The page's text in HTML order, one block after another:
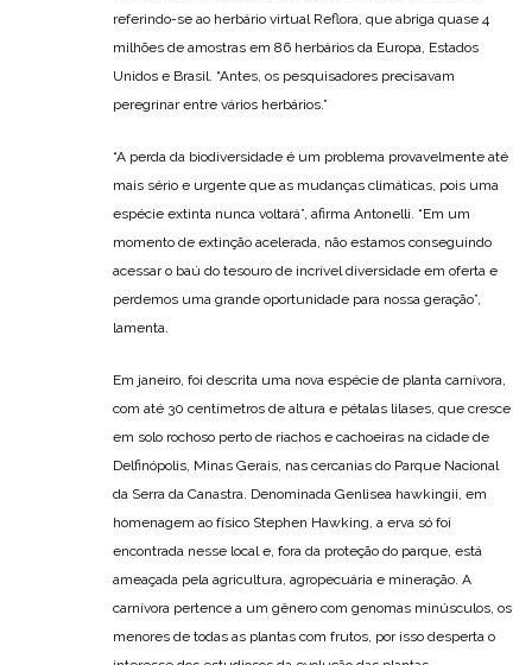
referindo-se ao herbário virtual Reflora, que abriga quase 4
milhões de amostras em 86 herbários da Europa, Estados
Unidos e Brasil. “Antes, os pesquisadores precisavam
peregrinar entre vários herbários.”
“A perda da biodiversidade é um problema provavelmente até
mais sério e urgente que as mudanças climáticas, pois uma
espécie extinta nunca voltará”, afirma Antonelli. “Em um
momento de extinção acelerada, não estamos conseguindo
acessar o baú do tesouro de incrível diversidade em oferta e
perdemos uma grande oportunidade para nossa geração”,
lamenta.
Em janeiro, foi descrita uma nova espécie de planta carnívora,
com até 30 centímetros de altura e pétalas lilases, que cresce
em solo rochoso perto de riachos e cachoeiras na cidade de
Delfinópolis, Minas Gerais, nas cercanias do Parque Nacional
da Serra da Canastra. Denominada Genlisea hawkingii, em
homenagem ao físico Stephen Hawking, a erva só foi
encontrada nesse local e, fora da proteção do parque, está
ameaçada pela agricultura, agropecuária e mineração. A
carnívora pertence a um gênero com genomas minúsculos, os
menores de todas as plantas com frutos, por isso desperta o